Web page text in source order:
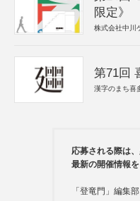
限定》
株式会社中川
第71回
漢字のまち喜
応募される際は
最新の開催情報を
「登竜門」編集部